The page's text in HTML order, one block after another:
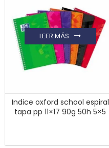
Indice oxford school espiral
tapa pp 11×17 90g 50h 5×5
LEER MÁS